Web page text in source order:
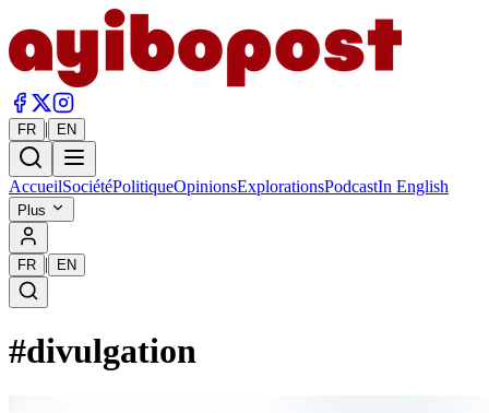
FR | EN
AccueilSociétéPolitiqueOpinionsExplorationsPodcastIn English
Plus
FR | EN
#divulgation